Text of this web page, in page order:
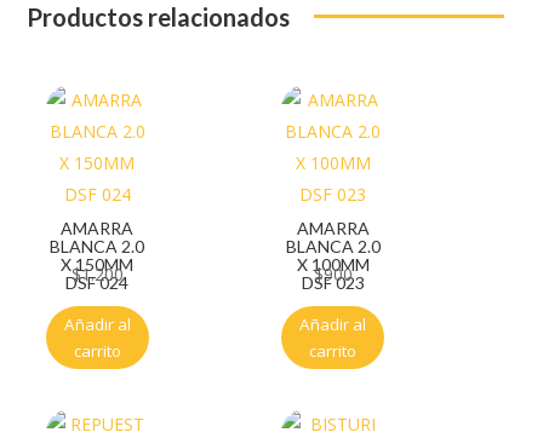
Productos relacionados
AMARRA
BLANCA 2.0
X 150MM
DSF 024
$1.200
Añadir al
carrito
AMARRA
BLANCA 2.0
X 100MM
DSF 023
$900
Añadir al
carrito